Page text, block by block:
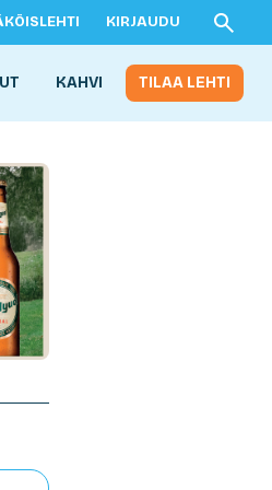
KIRJAUDU
KAHVI TILAA LEHTI